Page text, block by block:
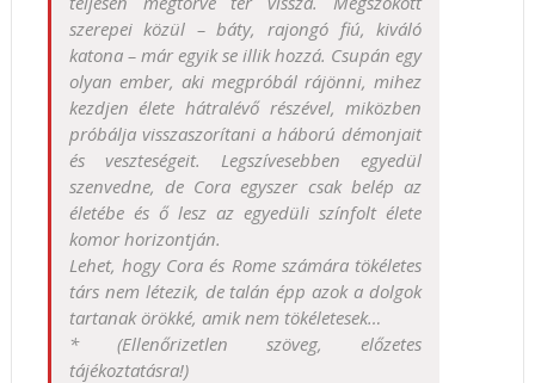
szerepei közül – báty, rajongó fiú, kiváló
katona – már egyik se illik hozzá. Csupán egy
olyan ember, aki megpróbál rájönni, mihez
kezdjen élete hátralévő részével, miközben
próbálja visszaszorítani a háború démonjait
és veszteségeit. Legszívesebben egyedül
szenvedne, de Cora egyszer csak belép az
életébe és ő lesz az egyedüli színfolt élete
komor horizontján.
Lehet, hogy Cora és Rome számára tökéletes
társ nem létezik, de talán épp azok a dolgok
tartanak örökké, amik nem tökéletesek…
* (Ellenőrizetlen szöveg, előzetes
tájékoztatásra!)